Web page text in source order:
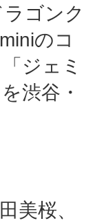
ゴンク
のコ
ジェミ
渋谷・
美桜、